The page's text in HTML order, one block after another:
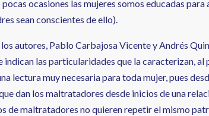
ocasiones las mujeres somos educadas
sean conscientes de ello).
los autores, Pablo Carbajosa Vicente y Andrés
indican las particularidades que la caracterizan,
lectura muy necesaria para toda mujer, pues
dan los maltratadores desde inicios de una
de maltratadores no quieren repetir el mismo